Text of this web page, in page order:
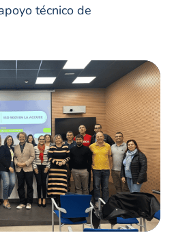
técnico de